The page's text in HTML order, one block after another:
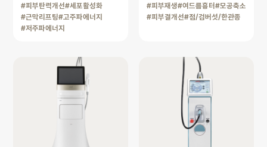
#피부탄력개선#세포활성화
#근막리프팅#고주파에너지
#저주파에너지
#피부재생#여드름흉터 #모공축소
#피부결개선#점/검버섯/한관종